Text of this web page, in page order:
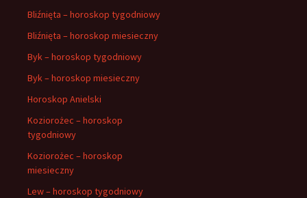
Bliźnięta – horoskop tygodniowy
Bliźnięta – horoskop miesieczny
Byk – horoskop tygodniowy
Byk – horoskop miesieczny
Horoskop Anielski
Koziorożec – horoskop
tygodniowy
Koziorożec – horoskop
miesieczny
Lew – horoskop tygodniowy